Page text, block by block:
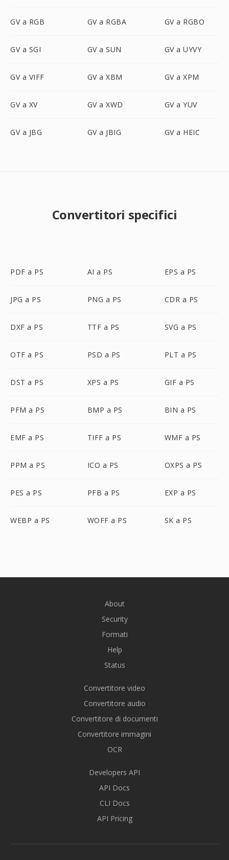
GV a RGB GV a RGBA GV a RGBO
GV a SGI GV a SUN GV a UYVY
GV a VIFF GV a XBM GV a XPM
GV a XV GV a XWD GV a YUV
GV a JBG GV a JBIG GV a HEIC
Convertitori specifici
PDF a PS AI a PS EPS a PS
JPG a PS PNG a PS CDR a PS
DXF a PS TTF a PS SVG a PS
OTF a PS PSD a PS PLT a PS
DST a PS XPS a PS GIF a PS
PFM a PS BMP a PS BIN a PS
EMF a PS TIFF a PS WMF a PS
PPM a PS ICO a PS OXPS a PS
PES a PS PFB a PS EXP a PS
WEBP a PS WOFF a PS SK a PS
About
Security
Formati
Help
Status
Convertitore video
Convertitore audio
Convertitore di documenti
Convertitore immagini
OCR
Developers API
API Docs
CLI Docs
API Pricing